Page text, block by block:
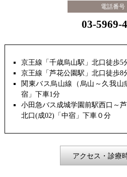
電話番号
03-5969-
京王線「千歳烏山駅」北口徒歩5
京王線「芦花公園駅」北口徒歩8
関東バス烏山線（烏山～久我山
宿」下車1分
小田急バス成城学園前駅西口～
北口(成02)「中宿」下車０分
アクセス・診療